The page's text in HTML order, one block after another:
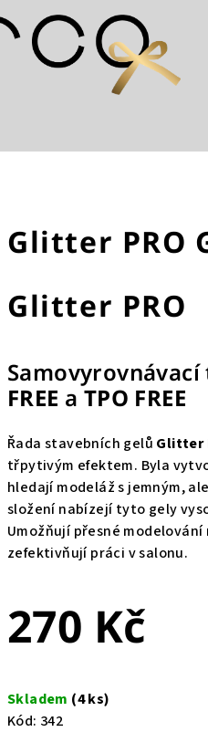
Glitter PRO
Glitter PRO
FREE a TPO FREE
Řada stavebních gelů Glitter
třpytivým efektem. Byla
hledají modeláž s jemným,
složení nabízejí tyto gely
Umožňují přesné
zefektivňují práci v salonu.
270 Kč
cena:
Skladem (4 ks)
Kód: 342